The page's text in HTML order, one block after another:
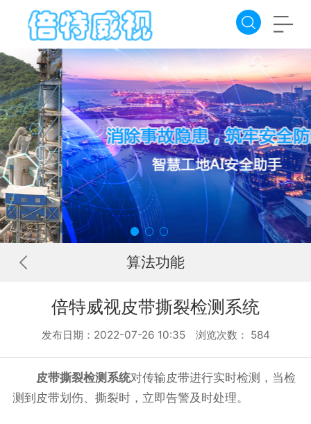
算法功能
倍特威视皮带撕裂检测系统
发布日期：2022-07-26 10:35 浏览次数： 584
皮带撕裂检测系统对传输皮带进行实时检测，当检
测到皮带划伤、撕裂时，立即告警及时处理。